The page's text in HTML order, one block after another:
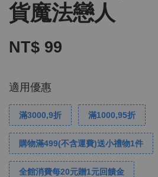
貨魔法戀人
NT$ 99
適用優惠
滿3000,9折 滿1000,95折
購物滿499(不含運費)送小禮物1件
全館消費每20元贈1元回饋金